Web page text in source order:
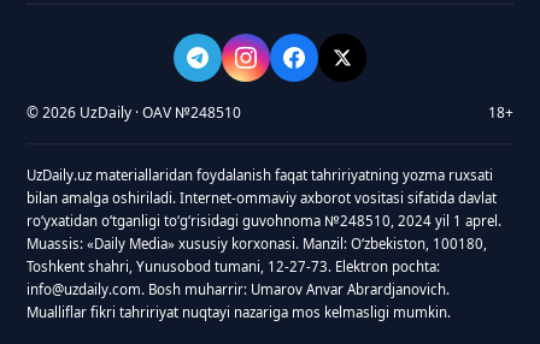
© 2026 UzDaily · OAV №248510 18+
UzDaily.uz materiallaridan foydalanish faqat tahririyatning yozma ruxsati
bilan amalga oshiriladi. Internet-ommaviy axborot vositasi sifatida davlat
roʻyxatidan oʻtganligi toʻgʻrisidagi guvohnoma №248510, 2024 yil 1 aprel.
Muassis: «Daily Media» xususiy korxonasi. Manzil: Oʻzbekiston, 100180,
Toshkent shahri, Yunusobod tumani, 12-27-73. Elektron pochta:
info@uzdaily.com. Bosh muharrir: Umarov Anvar Abrardjanovich.
Mualliflar fikri tahririyat nuqtayi nazariga mos kelmasligi mumkin.